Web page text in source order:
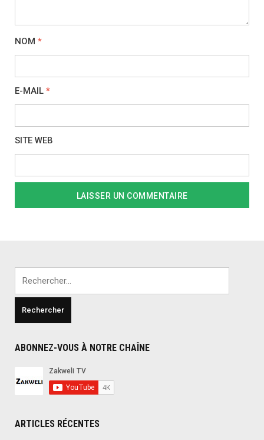
NOM *
E-MAIL *
SITE WEB
ABONNEZ-VOUS À NOTRE CHAÎNE
ARTICLES RÉCENTES